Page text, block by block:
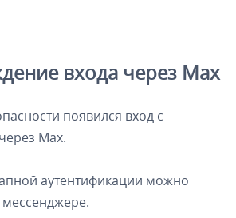
входа через Max
появился вход с
Max.
аутентификации можно